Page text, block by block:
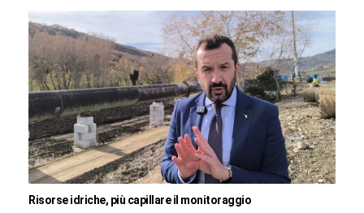
Risorse idriche, più capillare il monitoraggio